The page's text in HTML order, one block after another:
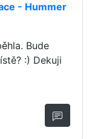
- Hummer
Bude
:) Dekuji